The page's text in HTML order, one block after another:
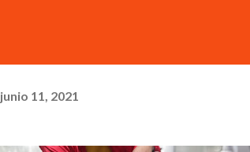
junio 11, 2021